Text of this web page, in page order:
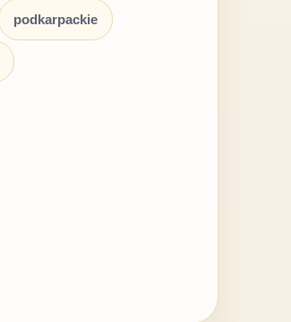
podkarpackie